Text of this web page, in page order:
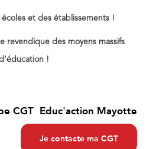
et des établissements !
revendique des moyens massifs
!
CGT Educ'action Mayotte
Je contacte ma CGT